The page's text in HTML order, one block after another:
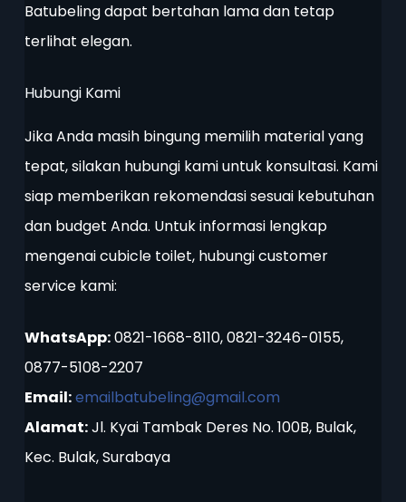
Batubeling dapat bertahan lama dan tetap
terlihat elegan.
Hubungi Kami
Jika Anda masih bingung memilih material yang
tepat, silakan hubungi kami untuk konsultasi. Kami
siap memberikan rekomendasi sesuai kebutuhan
dan budget Anda. Untuk informasi lengkap
mengenai cubicle toilet, hubungi customer
service kami:
WhatsApp:0821-1668-8110, 0821-3246-0155,
0877-5108-2207
Email:emailbatubeling@gmail.com
Alamat:Jl. Kyai Tambak Deres No. 100B, Bulak,
Kec. Bulak, Surabaya